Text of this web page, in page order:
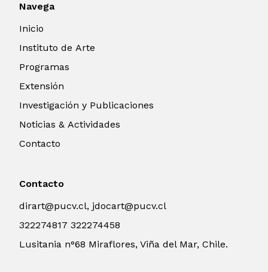
Navega
Inicio
Instituto de Arte
Programas
Extensión
Investigación y Publicaciones
Noticias & Actividades
Contacto
Contacto
dirart@pucv.cl, jdocart@pucv.cl
322274817 322274458
Lusitania n°68 Miraflores, Viña del Mar, Chile.